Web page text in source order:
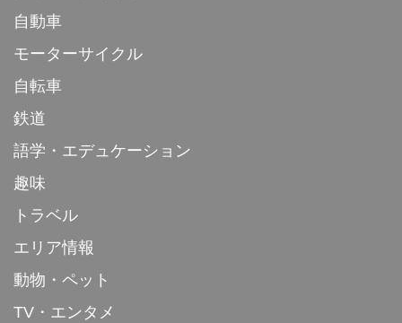
自動車
モーターサイクル
自転車
鉄道
語学・エデュケーション
趣味
トラベル
エリア情報
動物・ペット
TV・エンタメ